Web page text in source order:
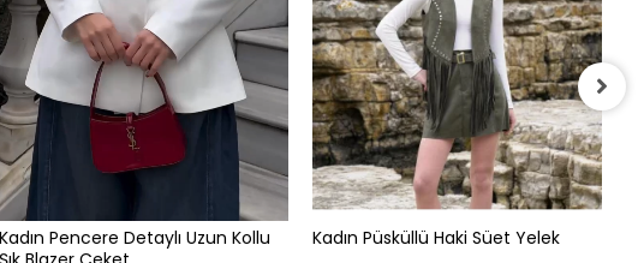
Kadın Pencere Detaylı Uzun Kollu
Kadın Püsküllü Haki Süet Yelek